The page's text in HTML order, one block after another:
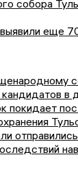
собора
еще
кандидатов в
покидает